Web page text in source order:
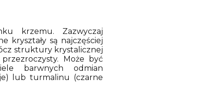
krzemu. Zazwyczaj
kryształy są najczęściej
struktury krystalicznej
Może być
barwnych odmian
lub turmalinu (czarne